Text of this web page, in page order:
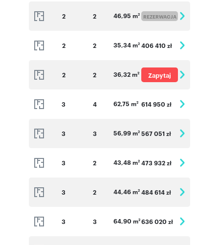
2 2 46,95 m2 REZERWACJA
2 2 35,34 m2 406 410 zł
2 2 36,32 m2
Zapytaj
3 4 62,75 m2 614 950 zł
3 3 56,99 m2 567 051 zł
3 2 43,48 m2 473 932 zł
3 2 44,46 m2 484 614 zł
3 3 64,90 m2 636 020 zł